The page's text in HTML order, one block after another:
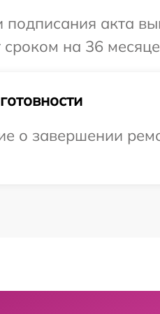
подписания акта
на 36
о завершении